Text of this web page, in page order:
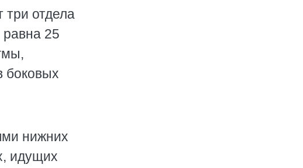
три отдела
25
боковых
нижних
идущих